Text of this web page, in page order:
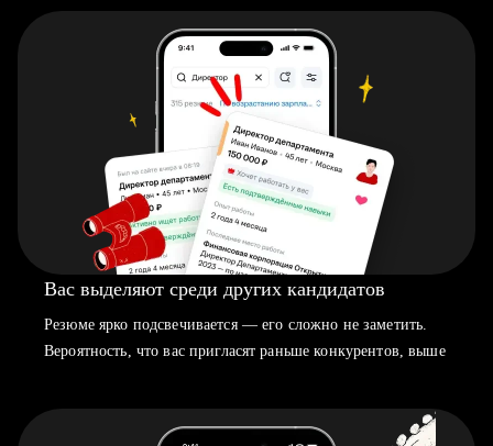
Вас выделяют среди других кандидатов
Резюме ярко подсвечивается — его сложно не заметить.
Вероятность, что вас пригласят раньше конкурентов, выше